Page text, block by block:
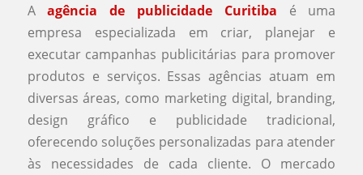
Aagência de publicidade Curitiba é uma
empresa especializada em criar, planejar e
executar campanhas publicitárias para promover
produtos e serviços. Essas agências atuam em
diversas áreas, como marketing digital, branding,
design gráfico e publicidade tradicional,
oferecendo soluções personalizadas para atender
às necessidades de cada cliente. O mercado